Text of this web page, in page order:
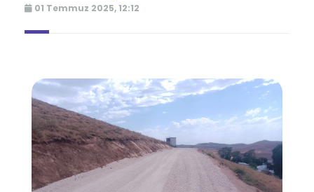
01 Temmuz 2025, 12:12